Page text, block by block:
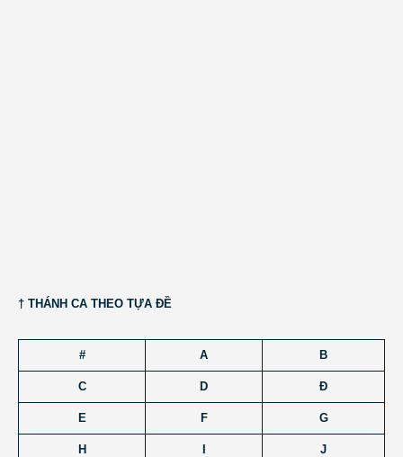
† THÁNH CA THEO TỰA ĐỀ
# A B
C D Đ
E F G
H J